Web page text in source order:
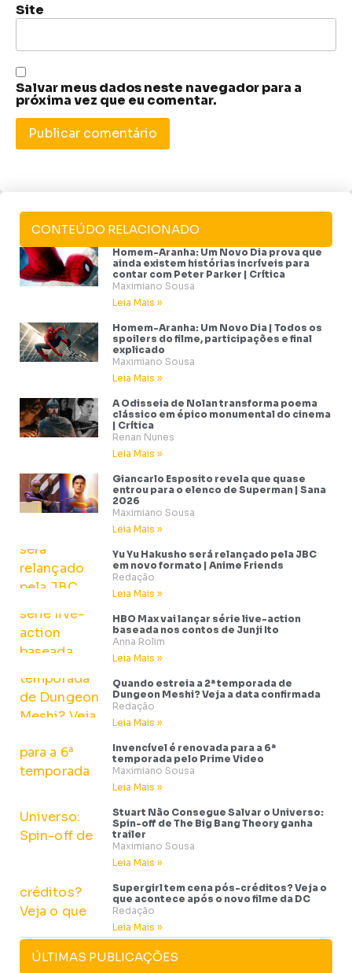
Site
Salvar meus dados neste navegador para a
próxima vez que eu comentar.
CONTEÚDO RELACIONADO
Homem-Aranha: Um Novo Dia prova que
ainda existem histórias incríveis para
contar com Peter Parker | Crítica
Maximiano Sousa
Leia Mais »
Homem-Aranha: Um Novo Dia | Todos os
spoilers do filme, participações e final
explicado
Maximiano Sousa
Leia Mais »
A Odisseia de Nolan transforma poema
clássico em épico monumental do cinema
| Crítica
Renan Nunes
Leia Mais »
Giancarlo Esposito revela que quase
entrou para o elenco de Superman | Sana
2026
Maximiano Sousa
Leia Mais »
Yu Yu Hakusho será relançado pela JBC
em novo formato | Anime Friends
Redação
Leia Mais »
HBO Max vai lançar série live-action
baseada nos contos de Junji Ito
Anna Rolim
Leia Mais »
Quando estreia a 2ª temporada de
Dungeon Meshi? Veja a data confirmada
Redação
Leia Mais »
Invencível é renovada para a 6ª
temporada pelo Prime Video
Maximiano Sousa
Leia Mais »
Stuart Não Consegue Salvar o Universo:
Spin-off de The Big Bang Theory ganha
trailer
Maximiano Sousa
Leia Mais »
Supergirl tem cena pós-créditos? Veja o
que acontece após o novo filme da DC
Redação
Leia Mais »
ÚLTIMAS PUBLICAÇÕES